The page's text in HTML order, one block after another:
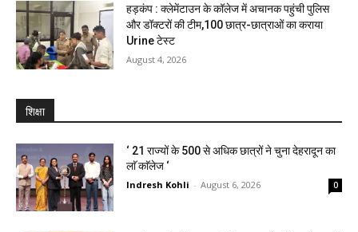
हड़कंप : क्लेमेंटाउन के कॉलेज में अचानक पहुंची पुलिस
और डॉक्टरों की टीम,100 छात्र-छात्राओं का कराया
Urine टेस्ट
August 4, 2026
शिक्षा
‘ 21 राज्यों के 500 से अधिक छात्रों ने चुना देहरादून का
लाॅ काॅलेज ‘
Indresh Kohli - August 6, 2026 0